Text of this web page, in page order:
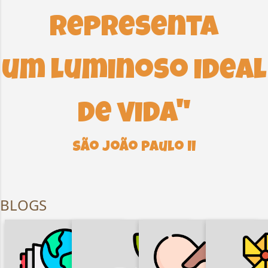
representa
um luminoso ideal
de vida"
São João Paulo II
BLOGS
DIREITOS